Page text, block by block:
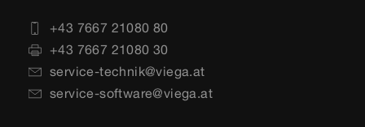
+43 7667 21080 80
+43 7667 21080 30
service-technik@viega.at
service-software@viega.at